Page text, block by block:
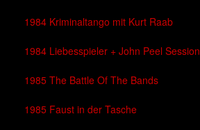
1984 Kriminaltango mit Kurt Raab
1984 Liebesspieler + John Peel Session
1985 The Battle Of The Bands
1985 Faust in der Tasche